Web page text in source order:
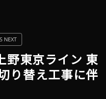
野東京ライン 東
り替え工事に伴